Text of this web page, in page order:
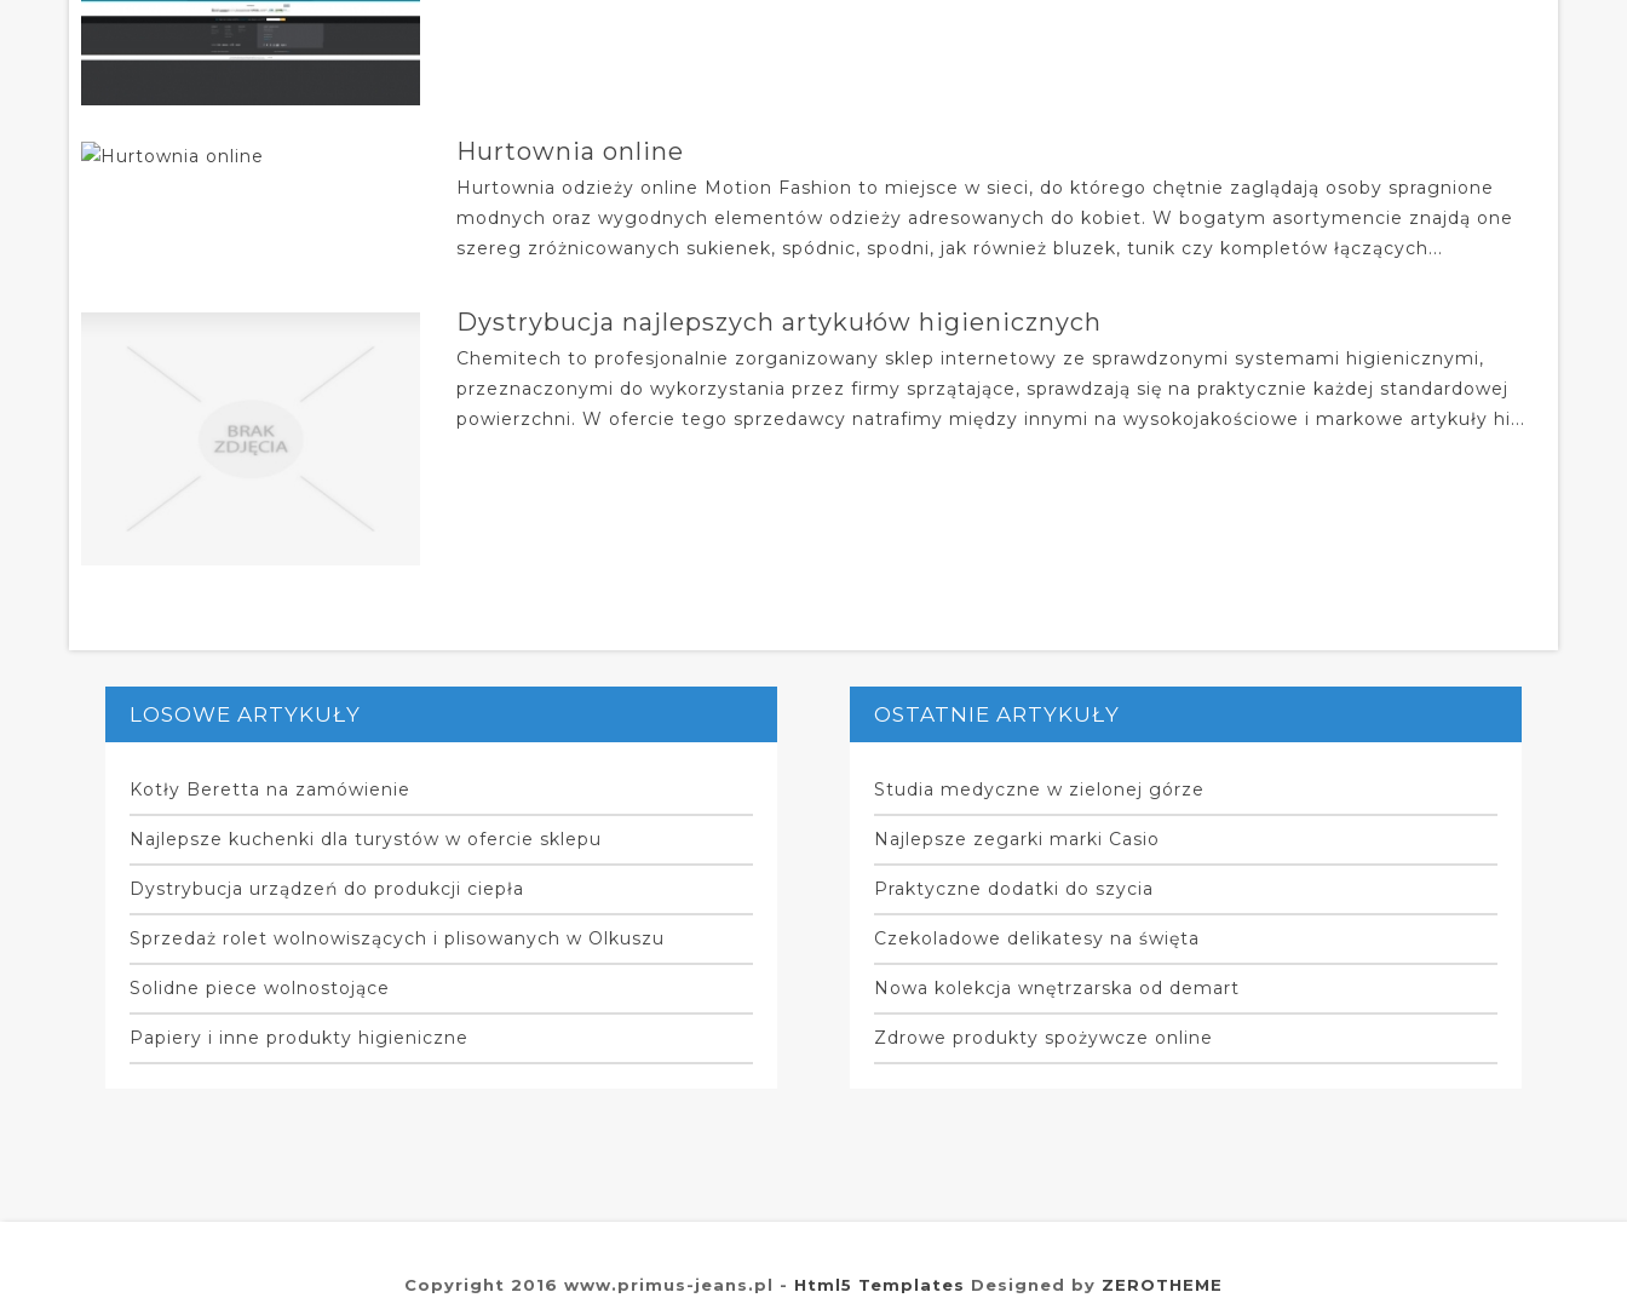
Hurtownia online
Hurtownia odzieży online Motion Fashion to miejsce w sieci, do którego chętnie zaglądają osoby spragnione
modnych oraz wygodnych elementów odzieży adresowanych do kobiet. W bogatym asortymencie znajdą one
szereg zróżnicowanych sukienek, spódnic, spodni, jak również bluzek, tunik czy kompletów łączących...
Dystrybucja najlepszych artykułów higienicznych
Chemitech to profesjonalnie zorganizowany sklep internetowy ze sprawdzonymi systemami higienicznymi,
przeznaczonymi do wykorzystania przez firmy sprzątające, sprawdzają się na praktycznie każdej standardowej
powierzchni. W ofercie tego sprzedawcy natrafimy między innymi na wysokojakościowe i markowe artykuły hi...
LOSOWE ARTYKUŁY
Kotły Beretta na zamówienie
Najlepsze kuchenki dla turystów w ofercie sklepu
Dystrybucja urządzeń do produkcji ciepła
Sprzedaż rolet wolnowiszących i plisowanych w Olkuszu
Solidne piece wolnostojące
Papiery i inne produkty higieniczne
OSTATNIE ARTYKUŁY
Studia medyczne w zielonej górze
Najlepsze zegarki marki Casio
Praktyczne dodatki do szycia
Czekoladowe delikatesy na święta
Nowa kolekcja wnętrzarska od demart
Zdrowe produkty spożywcze online
Copyright 2016 www.primus-jeans.pl - Html5 Templates Designed by ZEROTHEME